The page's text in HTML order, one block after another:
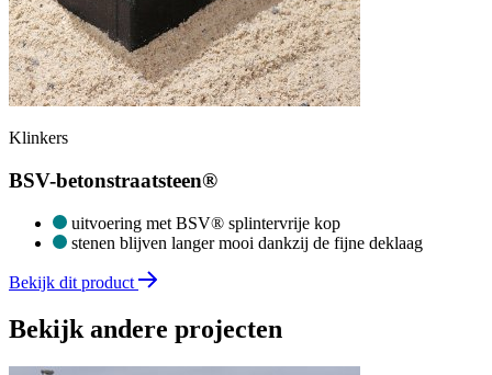
Klinkers
BSV-betonstraatsteen®
uitvoering met BSV® splintervrije kop
stenen blijven langer mooi dankzij de fijne deklaag
Bekijk dit product
Bekijk andere projecten